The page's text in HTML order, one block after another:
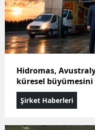
Hidromas,
küresel
Şirket Haberleri